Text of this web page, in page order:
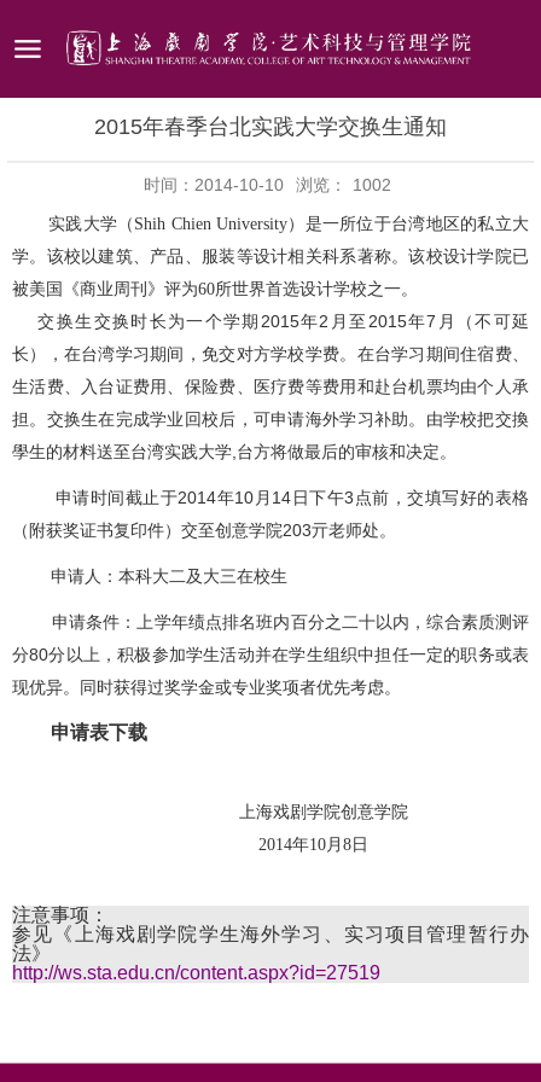
2015年春季台北实践大学交换生通知
时间：2014-10-10 浏览： 1002
实践大学（Shih Chien University）是一所位于台湾地区的私立大
学。该校以建筑、产品、服装等设计相关科系著称。该校设计学院已
被美国《商业周刊》评为60所世界首选设计学校之一。
交换生交换时长为一个学期 2015年2 月至 2015年7 月
（不可延
长），在台湾学习期间，免交对方学校学费。在台学习期间住宿费、
生活费、入台证费用、保险费、医疗费等费用和赴台机票均由个人承
担。交换生在完成学业回校后，可申请海外学习补助。 由学校把交換
學生的材料送至台湾实践大学,台方将做最后的审核和决定。
申请时间截止于2014年10月14日下午3点前，交填写好的表格
（附获奖证书复印件）交至创意学院203亓老师处。
申请人：本科大二及大三在校生
申请条件：上学年绩点排名班内百分之二十以内，综合素质测评
分80分以上，积极参加学生活动并在学生组织中担任一定的职务或表
现优异。同时获得过奖学金或专业奖项者优先考虑。
申请表下载
上海戏剧学院创意学院
2014年10月8日
注意事项：
参见《上海戏剧学院学生海外学习、实习项目管理暂行办
法》
http://ws.sta.edu.cn/content.aspx?id=27519